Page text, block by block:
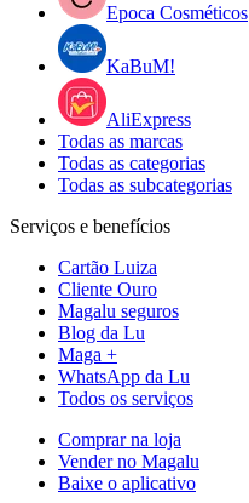
Epoca Cosméticos
KaBuM!
AliExpress
Todas as marcas
Todas as categorias
Todas as subcategorias
Serviços e benefícios
Cartão Luiza
Cliente Ouro
Magalu seguros
Blog da Lu
Maga +
WhatsApp da Lu
Todos os serviços
Comprar na loja
Vender no Magalu
Baixe o aplicativo